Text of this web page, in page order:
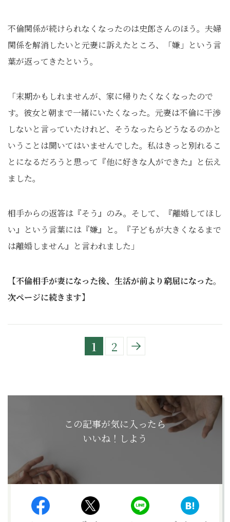
不倫関係が続けられなくなったのは史郎さんのほう。夫婦
関係を解消したいと元妻に訴えたところ、「嫌」という言
葉が返ってきたという。
「末期かもしれませんが、家に帰りたくなくなったので
す。彼女と朝まで一緒にいたくなった。元妻は不倫に干渉
しないと言っていたけれど、そうなったらどうなるのかと
いうことは聞いてはいませんでした。私はきっと別れるこ
とになるだろうと思って『他に好きな人ができた』と伝え
ました。
相手からの返答は『そう』のみ。そして、『離婚してほし
い』という言葉には『嫌』と。『子どもが大きくなるまで
は離婚しません』と言われました」
【不倫相手が妻になった後、生活が前より窮屈になった。
次ページに続きます】
1 2
この記事が気に入ったら
いいね！しよう